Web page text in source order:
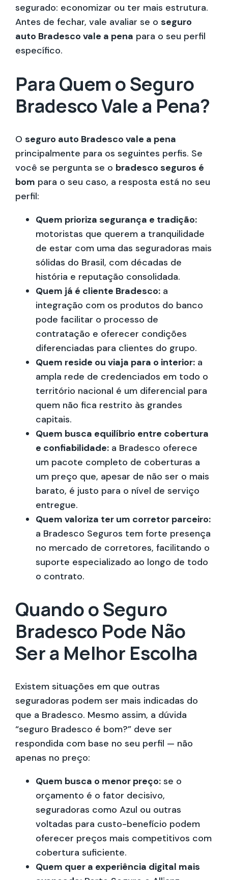
segurado: economizar ou ter mais estrutura.
Antes de fechar, vale avaliar se o seguro
auto Bradesco vale a pena para o seu perfil
específico.
Para Quem o Seguro
Bradesco Vale a Pena?
O seguro auto Bradesco vale a pena
principalmente para os seguintes perfis. Se
você se pergunta se o bradesco seguros é
bom para o seu caso, a resposta está no seu
perfil:
Quem prioriza segurança e tradição:
motoristas que querem a tranquilidade
de estar com uma das seguradoras mais
sólidas do Brasil, com décadas de
história e reputação consolidada.
Quem já é cliente Bradesco: a
integração com os produtos do banco
pode facilitar o processo de
contratação e oferecer condições
diferenciadas para clientes do grupo.
Quem reside ou viaja para o interior: a
ampla rede de credenciados em todo o
território nacional é um diferencial para
quem não fica restrito às grandes
capitais.
Quem busca equilíbrio entre cobertura
e confiabilidade: a Bradesco oferece
um pacote completo de coberturas a
um preço que, apesar de não ser o mais
barato, é justo para o nível de serviço
entregue.
Quem valoriza ter um corretor parceiro:
a Bradesco Seguros tem forte presença
no mercado de corretores, facilitando o
suporte especializado ao longo de todo
o contrato.
Quando o Seguro
Bradesco Pode Não
Ser a Melhor Escolha
Existem situações em que outras
seguradoras podem ser mais indicadas do
que a Bradesco. Mesmo assim, a dúvida
“seguro Bradesco é bom?” deve ser
respondida com base no seu perfil — não
apenas no preço:
Quem busca o menor preço: se o
orçamento é o fator decisivo,
seguradoras como Azul ou outras
voltadas para custo-benefício podem
oferecer preços mais competitivos com
cobertura suficiente.
Quem quer a experiência digital mais